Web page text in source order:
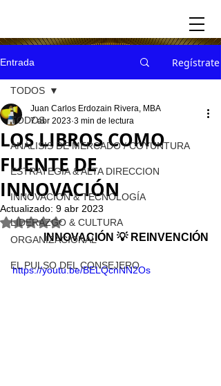
Entrada Regístrate
TODOS
ANÁLISIS DE MERCADO / COYUNTURA
ESTRATEGIA & ALTA DIRECCION
INNOVACION & TECNOLOGÍA
LIDERAZGO & CULTURA
ORGANIZACIONAL
EL PULSO DEL CONSEJERO
TODOS
LOS LIBROS COMO
FUENTE DE
INNOVACIÓN
Juan Carlos Erdozain Rivera, MBA
7 abr 2023 3 min de lectura
Actualizado: 9 abr 2023
Obtuvo NaN de 5 estrellas.
INNOVACIÓN 💡 REINVENCIÓN
https://youtu.be/BELQcnNN2Os